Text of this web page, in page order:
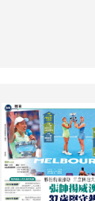
A18：副刊
A19：國際
A20：國際